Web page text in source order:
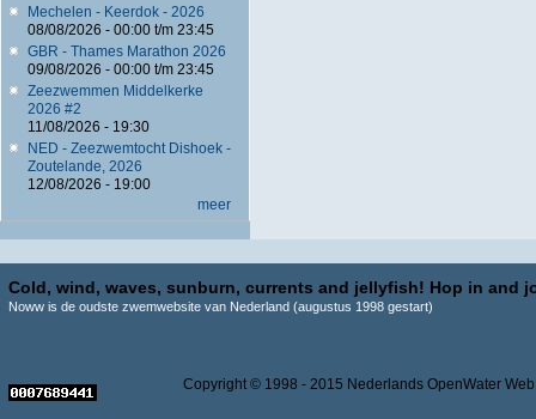
Mechelen - Keerdok - 2026
08/08/2026 - 00:00t/m 23:45
GBR - Thames Marathon 2026
09/08/2026 - 00:00t/m 23:45
Zeezwemmen Middelkerke
2026 #2
11/08/2026 - 19:30
NED - Zeezwemtocht Dishoek -
Zoutelande, 2026
12/08/2026 - 19:00
meer
Cold, wind, waves, sunburn, currents and jellyfish! Hop in and
Noww is de oudste zwemwebsite van Nederland (augustus 1998 gestart)
Copyright © 1998 - 2015 Nederlands OpenWater